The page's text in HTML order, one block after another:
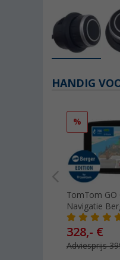
HANDIG
%
TomTom GO
Navigatie
inch
328,- €
Adviesprijs